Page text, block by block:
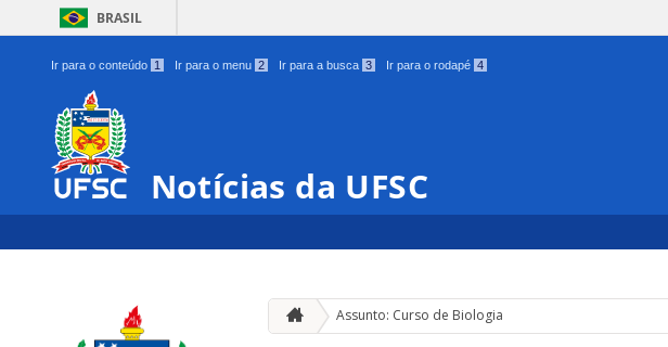
BRASIL
Ir para o conteúdo 1 Ir para o menu 2 Ir para a busca 3 Ir para o rodapé 4
Notícias da UFSC
Assunto: Curso de Biologia